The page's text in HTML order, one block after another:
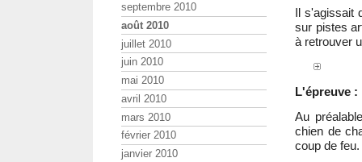
Il s'agissait
sur pistes
à retrouver
L'épreuve :
Au
chien de
coup de feu.
septembre 2010
août 2010
juillet 2010
juin 2010
mai 2010
avril 2010
mars 2010
février 2010
janvier 2010